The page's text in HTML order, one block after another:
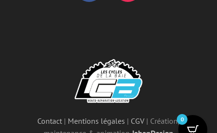
Contact| Mentions légales | CGV| Création, 0